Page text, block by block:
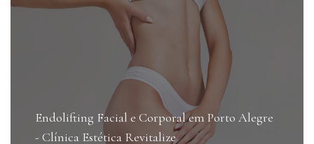
Endolifting Facial e Corporal em Porto Alegre
- Clínica Estética Revitalize